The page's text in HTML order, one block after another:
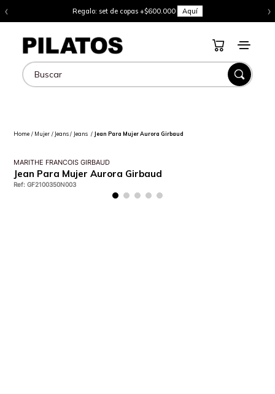
‹ Regalo: set de copas +$600.000 Aquí ›
Buscar
Mujer Jeans Jeans Jean Para Mujer Aurora Girbaud
MARITHE FRANCOIS GIRBAUD
Jean Para Mujer Aurora Girbaud
Ref:GF2100350N003